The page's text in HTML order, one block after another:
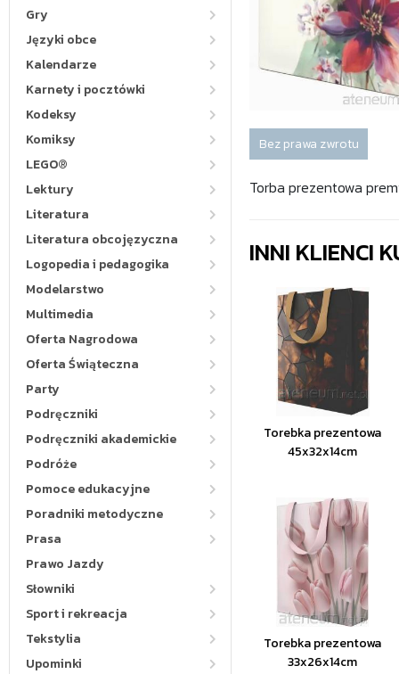
Gry
Języki obce
Kalendarze
Karnety i pocztówki
Kodeksy
Komiksy
LEGO®
Lektury
Literatura
Literatura obcojęzyczna
Logopedia i pedagogika
Modelarstwo
Multimedia
Oferta Nagrodowa
Oferta Świąteczna
Party
Podręczniki
Podręczniki akademickie
Podróże
Pomoce edukacyjne
Poradniki metodyczne
Prasa
Prawo Jazdy
Słowniki
Sport i rekreacja
Tekstylia
Upominki
Bez prawa zwrotu
Torba prezentowa
INNI KLIENCI
Torebka prezentowa
45x32x14cm
Torebka prezentowa
33x26x14cm